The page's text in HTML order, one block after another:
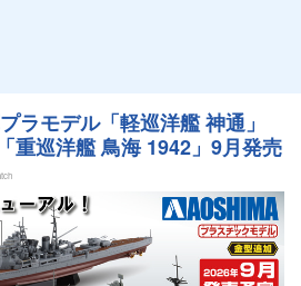
ラモデル「軽巡洋艦 神通」
重巡洋艦 鳥海 1942」9月発売